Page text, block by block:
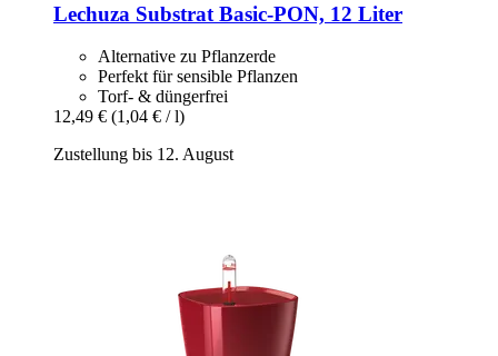
Lechuza Substrat Basic-​PON, 12 Liter
Alternative zu Pflanzerde
Perfekt für sensible Pflanzen
Torf- & düngerfrei
12,49 € (1,04 € / l)
Zustellung bis 12. August